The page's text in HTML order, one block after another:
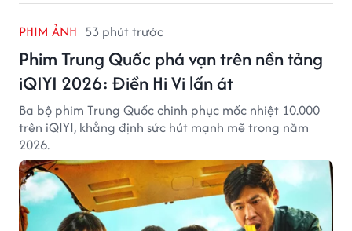
PHIM ẢNH 53 phút trước
Phim Trung Quốc phá vạn trên nền tảng
iQIYI 2026: Điền Hi Vi lấn át
Ba bộ phim Trung Quốc chinh phục mốc nhiệt 10.000
trên iQIYI, khẳng định sức hút mạnh mẽ trong năm
2026.